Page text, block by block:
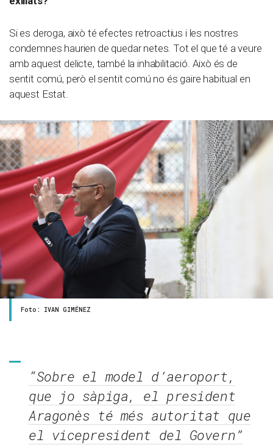
Si es deroga, això té efectes retroactius i les nostres
condemnes haurien de quedar netes. Tot el que té a veure
amb aquest delicte, també la inhabilitació. Això és de
sentit comú, però el sentit comú no és gaire habitual en
aquest Estat.
Foto: IVAN GIMÉNEZ
“Sobre el model d’aeroport,
que jo sàpiga, el president
Aragonès té més autoritat que
el vicepresident del Govern”